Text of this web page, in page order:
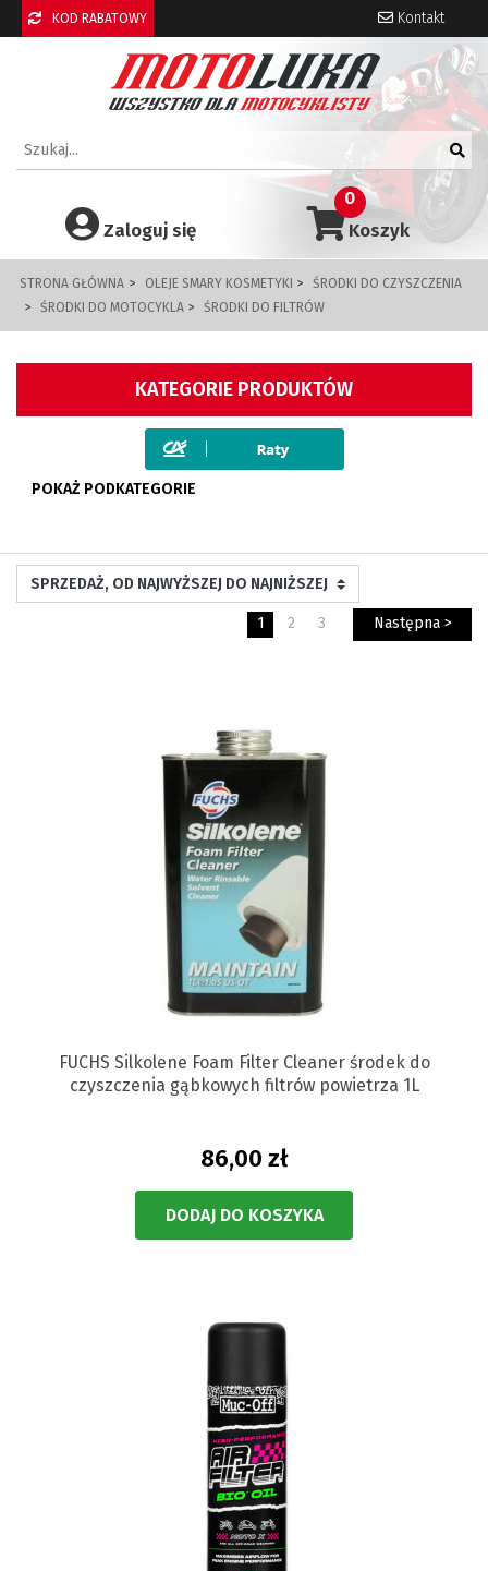
KOD RABATOWY Kontakt
Koszyk
0
Zaloguj się
STRONA GŁÓWNA OLEJE SMARY KOSMETYKI
ŚRODKI DO CZYSZCZENIA
ŚRODKI DO MOTOCYKLA
ŚRODKI DO FILTRÓW
KATEGORIE PRODUKTÓW
POKAŻ PODKATEGORIE
1 2 3 Następna >
FUCHS Silkolene Foam Filter Cleaner środek do
czyszczenia gąbkowych filtrów powietrza 1L
86,00 zł
DODAJ DO KOSZYKA